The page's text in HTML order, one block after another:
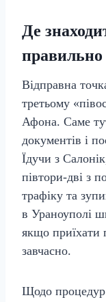
Де
правильно
Відправна
третьому
Афона. Саме
документів і
Їдучи з
півтори-дві з
трафіку та
в Ураноуполі
якщо приїхати
завчасно.
Щодо процедур